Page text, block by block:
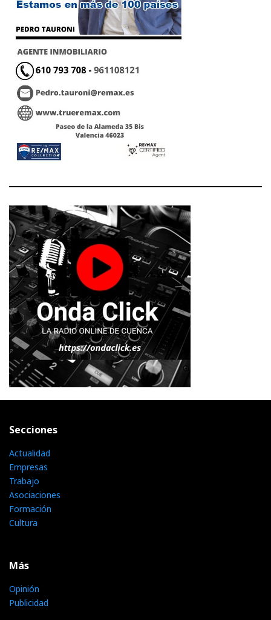
Secciones
Actualidad
Empresas
Trabajo
Asociaciones
Formación
Cultura
Más
Opinión
Publicidad